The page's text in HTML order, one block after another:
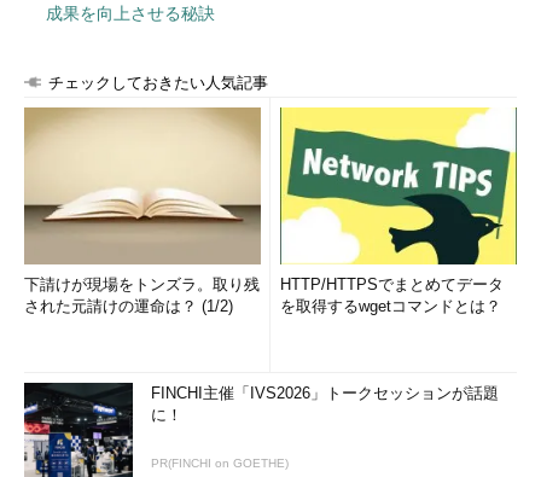
成果を向上させる秘訣
チェックしておきたい人気記事
下請けが現場をトンズラ。取り残
された元請けの運命は？ (1/2)
HTTP/HTTPSでまとめてデータ
を取得するwgetコマンドとは？
FINCHI主催「IVS2026」トークセッションが話題
に！
PR(FINCHI on GOETHE)